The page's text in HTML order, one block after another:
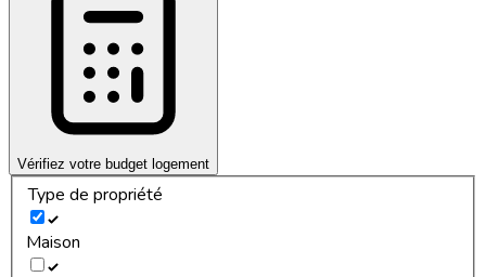
Vérifiez votre budget logement
Type de propriété
Maison